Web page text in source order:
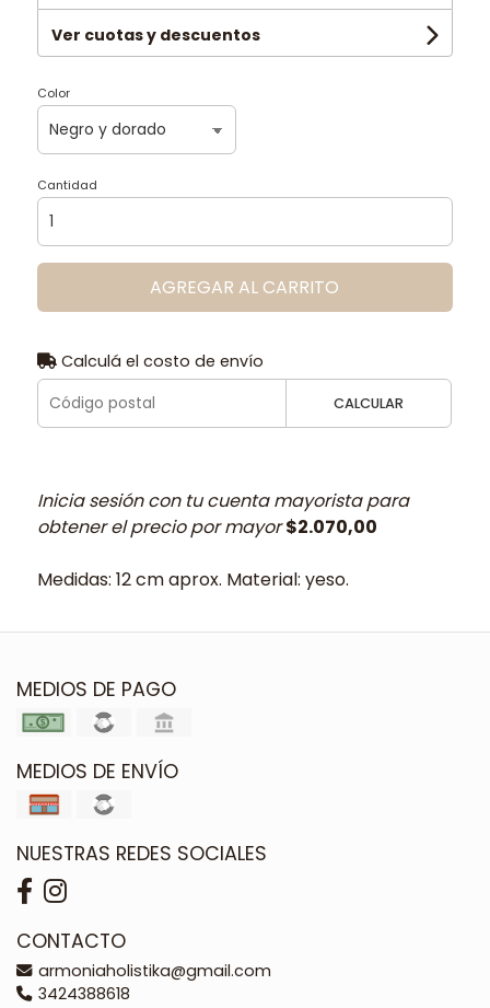
Ver cuotas y descuentos
Color
Cantidad
AGREGAR AL CARRITO
Calculá el costo de envío
CALCULAR
Inicia sesión con tu cuenta mayorista para
obtener el precio por mayor$2.070,00
Medidas: 12 cm aprox. Material: yeso.
MEDIOS DE PAGO
MEDIOS DE ENVÍO
NUESTRAS REDES SOCIALES
CONTACTO
armoniaholistika@gmail.com
3424388618